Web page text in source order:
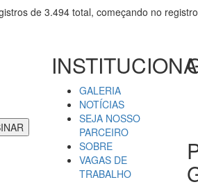
de 3.494 total, começando no
GALERIA
NOTÍCIAS
SEJA NOSSO
PARCEIRO
SOBRE
VAGAS DE
TRABALHO